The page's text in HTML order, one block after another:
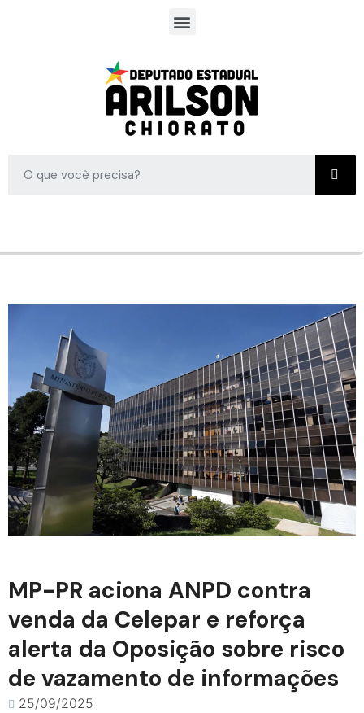
MP-PR aciona ANPD contra
venda da Celepar e reforça
alerta da Oposição sobre risco
de vazamento de informações
25/09/2025